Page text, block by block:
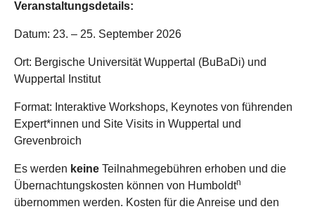
Veranstaltungsdetails:
Datum: 23. – 25. September 2026
Ort: Bergische Universität Wuppertal (BuBaDi) und
Wuppertal Institut
Format: Interaktive Workshops, Keynotes von führenden
Expert*innen und Site Visits in Wuppertal und
Grevenbroich
Es werden keine Teilnahmegebühren erhoben und die
Übernachtungskosten können von Humboldtn
übernommen werden. Kosten für die Anreise und den